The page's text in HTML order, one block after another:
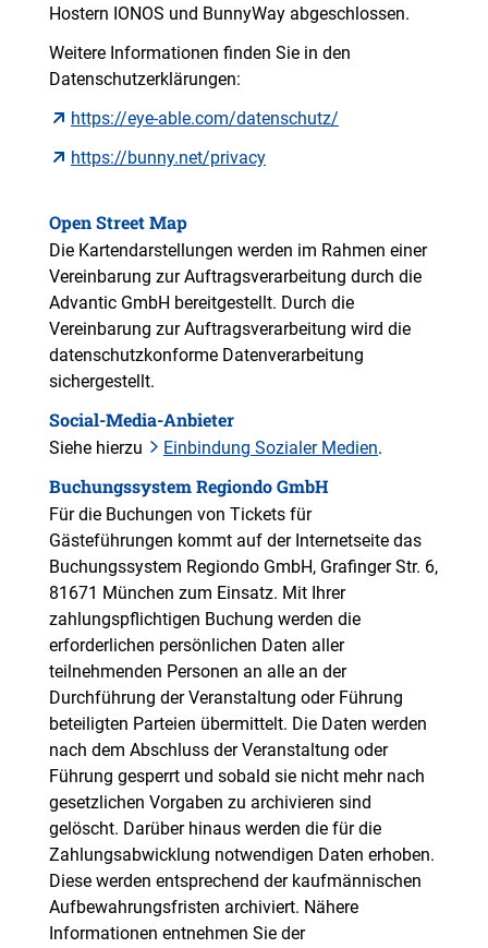
Hostern IONOS und BunnyWay abgeschlossen.
Weitere Informationen finden Sie in den
Datenschutzerklärungen:
https://eye-able.com/datenschutz/
https://bunny.net/privacy
Open Street Map
Die Kartendarstellungen werden im Rahmen einer
Vereinbarung zur Auftragsverarbeitung durch die
Advantic GmbH bereitgestellt. Durch die
Vereinbarung zur Auftragsverarbeitung wird die
datenschutzkonforme Datenverarbeitung
sichergestellt.
Social-Media-Anbieter
Siehe hierzu Einbindung Sozialer Medien.
Buchungssystem Regiondo GmbH
Für die Buchungen von Tickets für
Gästeführungen kommt auf der Internetseite das
Buchungssystem Regiondo GmbH, Grafinger Str. 6,
81671 München zum Einsatz. Mit Ihrer
zahlungspflichtigen Buchung werden die
erforderlichen persönlichen Daten aller
teilnehmenden Personen an alle an der
Durchführung der Veranstaltung oder Führung
beteiligten Parteien übermittelt. Die Daten werden
nach dem Abschluss der Veranstaltung oder
Führung gesperrt und sobald sie nicht mehr nach
gesetzlichen Vorgaben zu archivieren sind
gelöscht. Darüber hinaus werden die für die
Zahlungsabwicklung notwendigen Daten erhoben.
Diese werden entsprechend der kaufmännischen
Aufbewahrungsfristen archiviert. Nähere
Informationen entnehmen Sie der